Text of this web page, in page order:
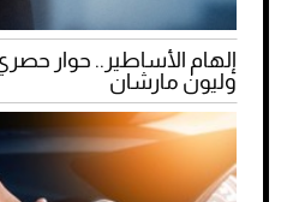
إلهام الأساطير.. حوار
وليون مارشان